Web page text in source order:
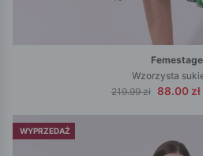
Femestage
Wzorzysta
219.99 zł 88.00 zł
WYPRZEDAŻ